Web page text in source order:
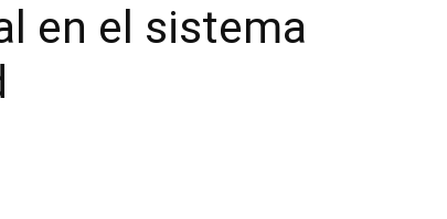
en el sistema